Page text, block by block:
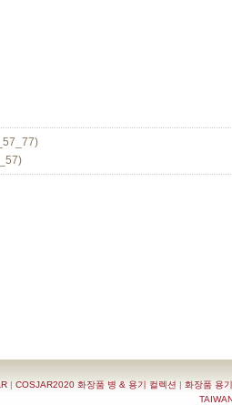
| COSJAR2020 화장품 병 & 용기 컬렉션 | 화장품 용